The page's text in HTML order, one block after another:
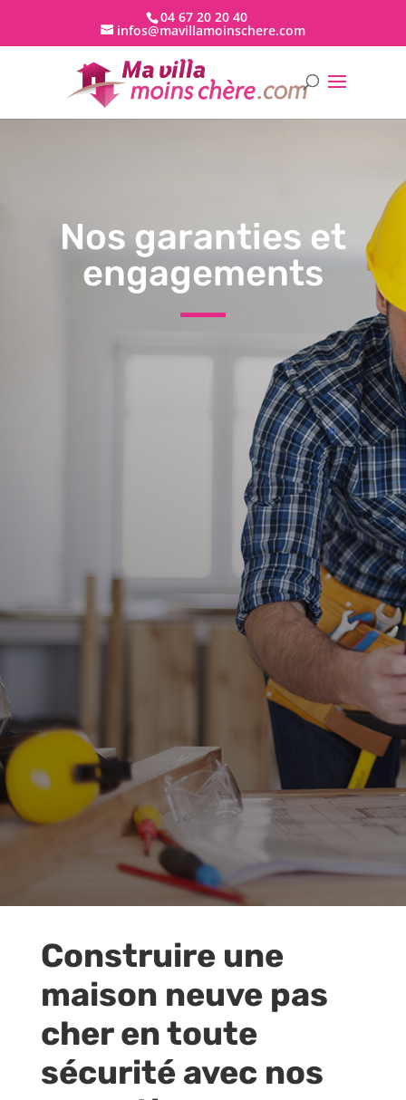
04 67 20 20 40
infos@mavillamoinschere.com
Nos garanties et
engagements
Construire une
maison neuve pas
cher en toute
sécurité avec nos